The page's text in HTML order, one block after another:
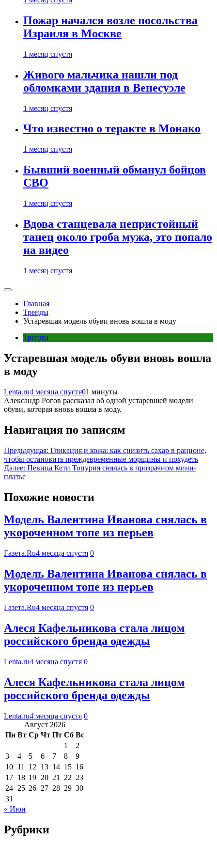
Пожар начался возле посольства
Израиля в Москве
1 месяц спустя
Живого мальчика нашли под
обломками здания в Венесуэле
1 месяц спустя
Что известно о теракте в Монако
1 месяц спустя
Бывший военный обманул бойцов
СВО
1 месяц спустя
Вдова станцевала непристойный
танец около гроба мужа, это попало
на видео
1 месяц спустя
Главная
Тренды
Устаревшая модель обуви вновь вошла в моду
Тренды
Устаревшая модель обуви вновь вошла
в моду
Lenta.ru4 месяца спустя01 минуты
Александр Рогов рассказал об одной устаревшей модели
обуви, которая вновь вошла в моду.
Навигация по записям
Предыдущая: Гликация и кожа: как снизить сахар в рационе,
чтобы остановить преждевременные морщины и похудеть
Далее: Певица Кети Топурия снялась в прозрачном мини-
платье
Похожие новости
Модель Валентина Иванова снялась в
укороченном топе из перьев
Газета.Ru4 месяца спустя 0
Модель Валентина Иванова снялась в
укороченном топе из перьев
Газета.Ru4 месяца спустя 0
Алеся Кафельникова стала лицом
российского бренда одежды
Lenta.ru4 месяца спустя 0
Алеся Кафельникова стала лицом
российского бренда одежды
Lenta.ru4 месяца спустя 0
Август 2026
Пн Вт Ср Чт Пт Сб Вс
1
2
3
4 5 6 7 8
9
10 11 12 13 14 15 16
17 18 19 20 21 22 23
24 25 26 27 28 29 30
31
« Июн
Рубрики